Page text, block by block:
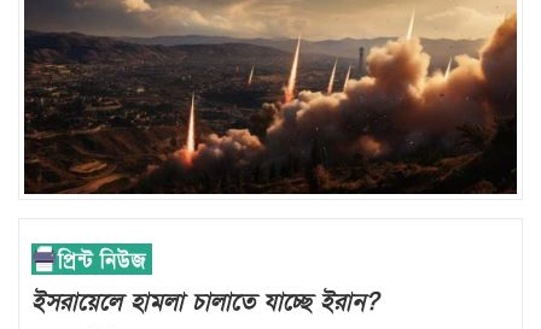
ইসরায়েলে হামলা চালাতে যাচ্ছে ইরান?